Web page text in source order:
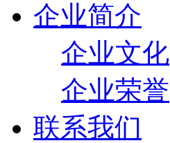
企业简介
企业文化
企业荣誉
联系我们